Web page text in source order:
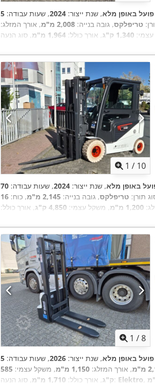
פועל באופן מלא, שנת ייצור: 2024, שעות עבודה:
טריפלקס, גובה בנייה: 2,008 מ"מ
, אורך המזלג:
1,340 ק"ג , אורך כולל: 1,964 מ"מ
1 / 10
באופן מלא, שנת ייצור: 2024, שעות עבודה:
תורן: טריפלקס, גובה בנייה: 2,145 מ"מ , כוח: 16
1,200 מ"מ , משקל עצמי: 4,850 ק"ג
, אורך כולל:
1 /8
פועל באופן מלא, שנת ייצור: 2026, שעות עבודה:
, אורך המזלג: 1,150 מ"מ , משקל עצמי: 585
ק"ג, אורך כולל: 1,710 מ"מ , סוג הנעה: Elektro